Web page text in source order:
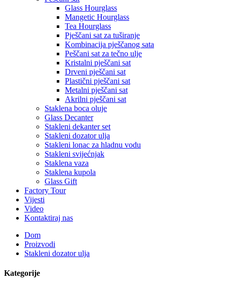
Glass Hourglass
Mangetic Hourglass
Tea Hourglass
Pješčani sat za tuširanje
Kombinacija pješčanog sata
Peščani sat za tečno ulje
Kristalni pješčani sat
Drveni pješčani sat
Plastični pješčani sat
Metalni pješčani sat
Akrilni pješčani sat
Staklena boca oluje
Glass Decanter
Stakleni dekanter set
Stakleni dozator ulja
Stakleni lonac za hladnu vodu
Stakleni svijećnjak
Staklena vaza
Staklena kupola
Glass Gift
Factory Tour
Vijesti
Video
Kontaktiraj nas
Dom
Proizvodi
Stakleni dozator ulja
Kategorije